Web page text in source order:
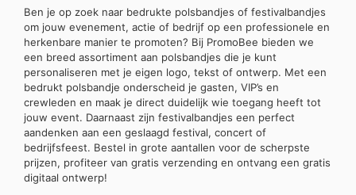
Ben je op zoek naar bedrukte polsbandjes of festivalbandjes
om jouw evenement, actie of bedrijf op een professionele en
herkenbare manier te promoten? Bij PromoBee bieden we
een breed assortiment aan polsbandjes die je kunt
personaliseren met je eigen logo, tekst of ontwerp. Met een
bedrukt polsbandje onderscheid je gasten, VIP’s en
crewleden en maak je direct duidelijk wie toegang heeft tot
jouw event. Daarnaast zijn festivalbandjes een perfect
aandenken aan een geslaagd festival, concert of
bedrijfsfeest. Bestel in grote aantallen voor de scherpste
prijzen, profiteer van gratis verzending en ontvang een gratis
digitaal ontwerp!